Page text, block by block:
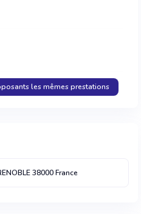
les mêmes prestations
38000France